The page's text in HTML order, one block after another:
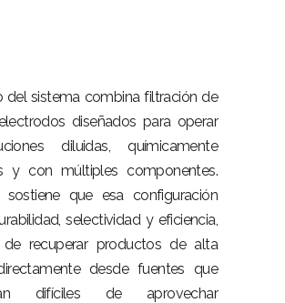
del sistema combina filtración de
diseñados para operar
diluidas, químicamente
y con múltiples componentes.
sostiene que esa configuración
selectividad y eficiencia,
de recuperar productos de alta
desde fuentes que
difíciles de aprovechar